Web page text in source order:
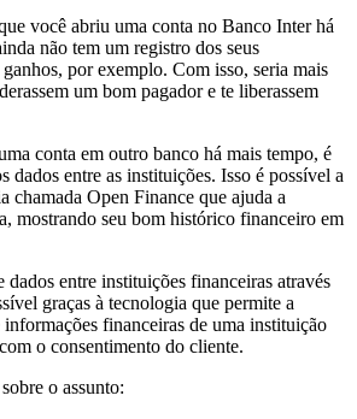
você abriu uma conta no Banco Inter há
não tem um registro dos seus
ganhos, por exemplo. Com isso, seria mais
um bom pagador e te liberassem
conta em outro banco há mais tempo, é
dados entre as instituições. Isso é possível a
chamada Open Finance que ajuda a
mostrando seu bom histórico financeiro em
entre instituições financeiras através
graças à tecnologia que permite a
informações financeiras de uma instituição
o consentimento do cliente.
o assunto: